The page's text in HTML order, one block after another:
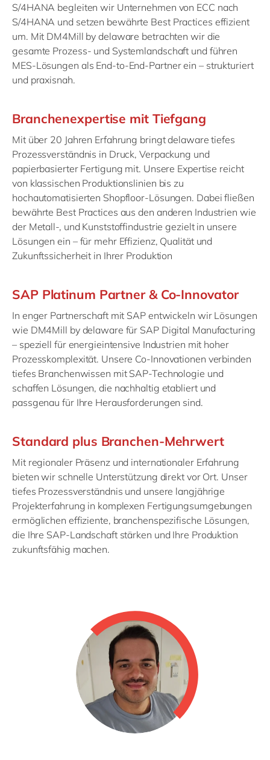
S/4HANA begleiten wir Unternehmen von ECC nach
S/4HANA und setzen bewährte Best Practices effizient
um. Mit DM4Mill by delaware betrachten wir die
gesamte Prozess- und Systemlandschaft und führen
MES-Lösungen als End-to-End-Partner ein – strukturiert
und praxisnah.
Branchenexpertise mit Tiefgang
Mit über 20 Jahren Erfahrung bringt delaware tiefes
Prozessverständnis in Druck, Verpackung und
papierbasierter Fertigung mit. Unsere Expertise reicht
von klassischen Produktionslinien bis zu
hochautomatisierten Shopfloor-Lösungen. Dabei fließen
bewährte Best Practices aus den anderen Industrien wie
der Metall-, und Kunststoffindustrie gezielt in unsere
Lösungen ein – für mehr Effizienz, Qualität und
Zukunftssicherheit in Ihrer Produktion
SAP Platinum Partner & Co-Innovator
In enger Partnerschaft mit SAP entwickeln wir Lösungen
wie DM4Mill by delaware für SAP Digital Manufacturing
– speziell für energieintensive Industrien mit hoher
Prozesskomplexität. Unsere Co-Innovationen verbinden
tiefes Branchenwissen mit SAP-Technologie und
schaffen Lösungen, die nachhaltig etabliert und
passgenau für Ihre Herausforderungen sind.
Standard plus Branchen-Mehrwert
Mit regionaler Präsenz und internationaler Erfahrung
bieten wir schnelle Unterstützung direkt vor Ort. Unser
tiefes Prozessverständnis und unsere langjährige
Projekterfahrung in komplexen Fertigungsumgebungen
ermöglichen effiziente, branchenspezifische Lösungen,
die Ihre SAP-Landschaft stärken und Ihre Produktion
zukunftsfähig machen.